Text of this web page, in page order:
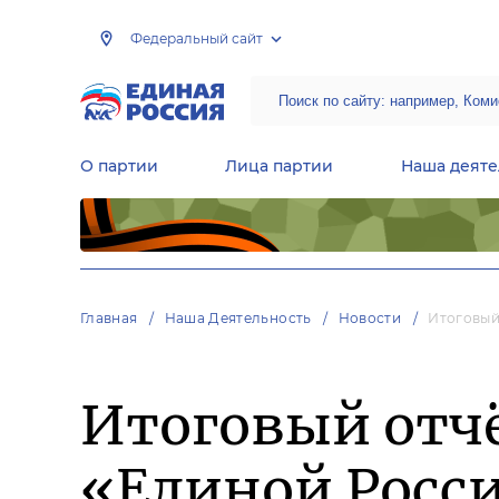
Федеральный сайт
О партии Лица партии Наша
Главная Наша Деятельность Новости
Итоговый